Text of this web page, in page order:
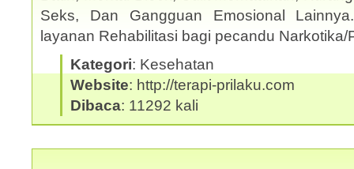
Seks, Dan Gangguan Emosional
layanan Rehabilitasi bagi pecandu
Kategori: Kesehatan
Website: http://terapi-prilaku.com
Dibaca: 11292 kali